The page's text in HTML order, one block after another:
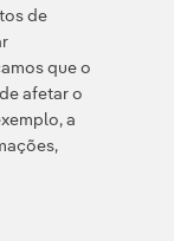
Informação legal
de cookies
reservados.
de
que o
afetar o
a